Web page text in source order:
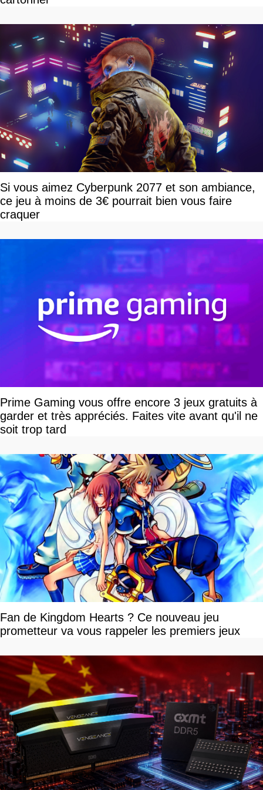
Si vous aimez Cyberpunk 2077 et son ambiance,
ce jeu à moins de 3€ pourrait bien vous faire
craquer
Prime Gaming vous offre encore 3 jeux gratuits à
garder et très appréciés. Faites vite avant qu'il ne
soit trop tard
Fan de Kingdom Hearts ? Ce nouveau jeu
prometteur va vous rappeler les premiers jeux